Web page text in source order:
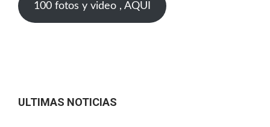
100 fotos y video , AQUI
ULTIMAS NOTICIAS